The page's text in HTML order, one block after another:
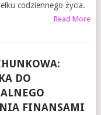
codziennego życia.
Read More
DO
FINANSAMI